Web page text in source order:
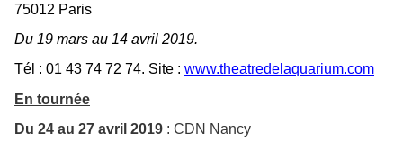
75012 Paris
Du 19 mars au 14 avril 2019.
Tél : 01 43 74 72 74. Site : www.theatredelaquarium.com
En tournée
Du 24 au 27 avril 2019 : CDN Nancy